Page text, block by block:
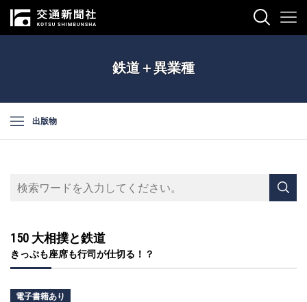
鉄道＋異業種
出版物
150 大相撲と鉄道
きっぷも座席も行司が仕切る！？
電子書籍あり